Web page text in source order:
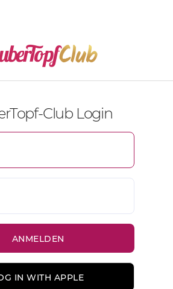
Club Login
IN WITH APPLE